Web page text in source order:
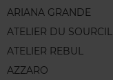
ARIANA GRANDE
ATELIER DU SOURCIL
ATELIER REBUL
AZZARO